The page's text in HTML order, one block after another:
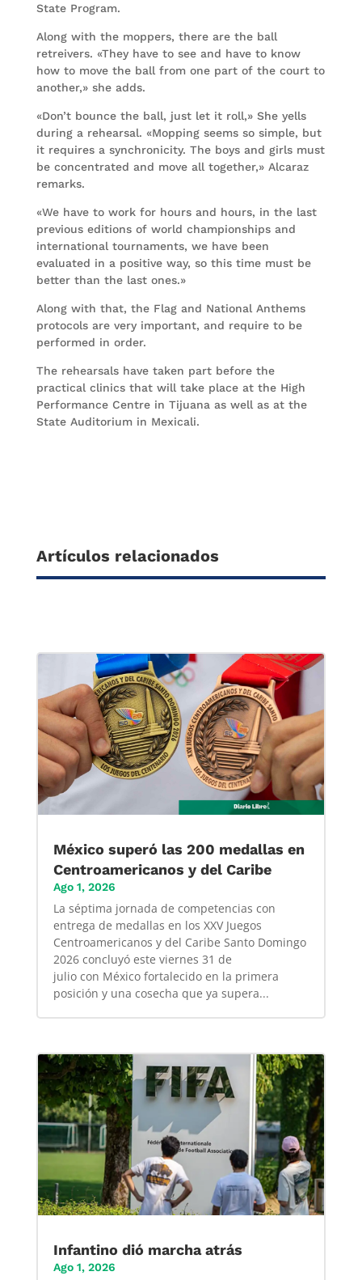
State Program.
Along with the moppers, there are the ball
retreivers. «They have to see and have to know
how to move the ball from one part of the court to
another,» she adds.
«Don’t bounce the ball, just let it roll,» She yells
during a rehearsal. «Mopping seems so simple, but
it requires a synchronicity. The boys and girls must
be concentrated and move all together,» Alcaraz
remarks.
«We have to work for hours and hours, in the last
previous editions of world championships and
international tournaments, we have been
evaluated in a positive way, so this time must be
better than the last ones.»
Along with that, the Flag and National Anthems
protocols are very important, and require to be
performed in order.
The rehearsals have taken part before the
practical clinics that will take place at the High
Performance Centre in Tijuana as well as at the
State Auditorium in Mexicali.
Artículos relacionados
México superó las 200 medallas en
Centroamericanos y del Caribe
Ago 1, 2026
La séptima jornada de competencias con
entrega de medallas en los XXV Juegos
Centroamericanos y del Caribe Santo Domingo
2026 concluyó este viernes 31 de
julio con México fortalecido en la primera
posición y una cosecha que ya supera...
Infantino dió marcha atrás
Ago 1, 2026